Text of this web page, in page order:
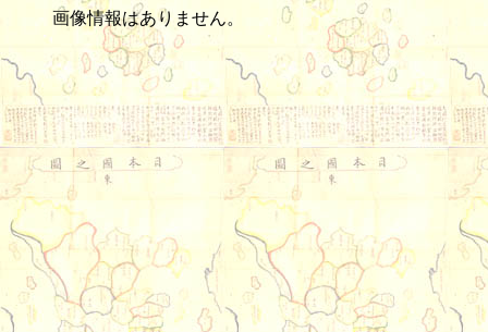
画像情報はありません。